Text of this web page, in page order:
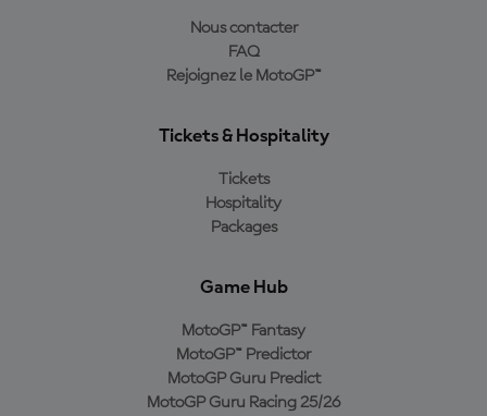
Nous contacter
FAQ
Rejoignez le MotoGP™
Tickets & Hospitality
Tickets
Hospitality
Packages
Game Hub
MotoGP™ Fantasy
MotoGP™ Predictor
MotoGP Guru Predict
MotoGP Guru Racing 25/26